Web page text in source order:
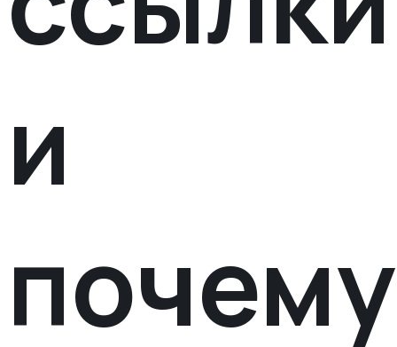
и
почему